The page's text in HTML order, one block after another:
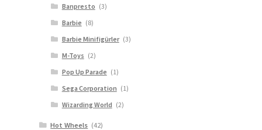
Banpresto (3)
Barbie (8)
Barbie Minifigürler (3)
M-Toys (2)
Pop Up Parade (1)
Sega Corporation (1)
Wizarding World (2)
Hot Wheels (42)